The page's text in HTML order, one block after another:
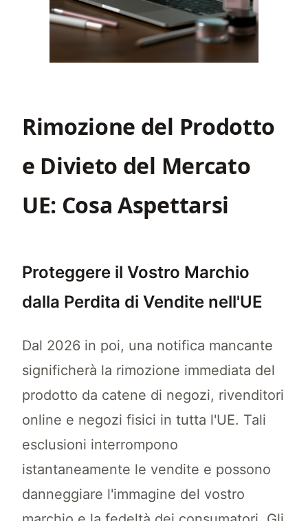
Rimozione del Prodotto
e Divieto del Mercato
UE: Cosa Aspettarsi
Proteggere il Vostro Marchio
dalla Perdita di Vendite nell'UE
Dal 2026 in poi, una notifica mancante
significherà la rimozione immediata del
prodotto da catene di negozi, rivenditori
online e negozi fisici in tutta l'UE. Tali
esclusioni interrompono
istantaneamente le vendite e possono
danneggiare l'immagine del vostro